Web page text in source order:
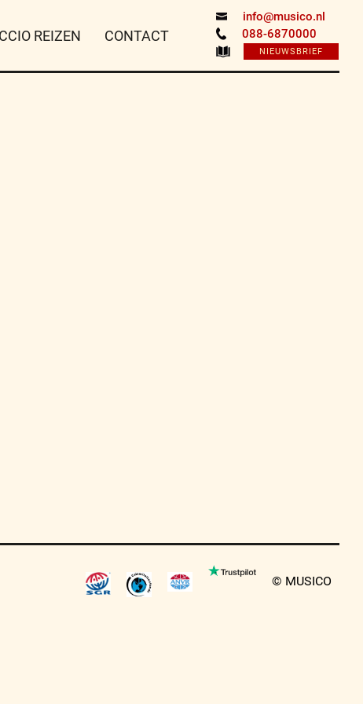
info@musico.nl
088-6870000
NIEUWSBRIEF
REIZEN CONTACT
© MUSICO